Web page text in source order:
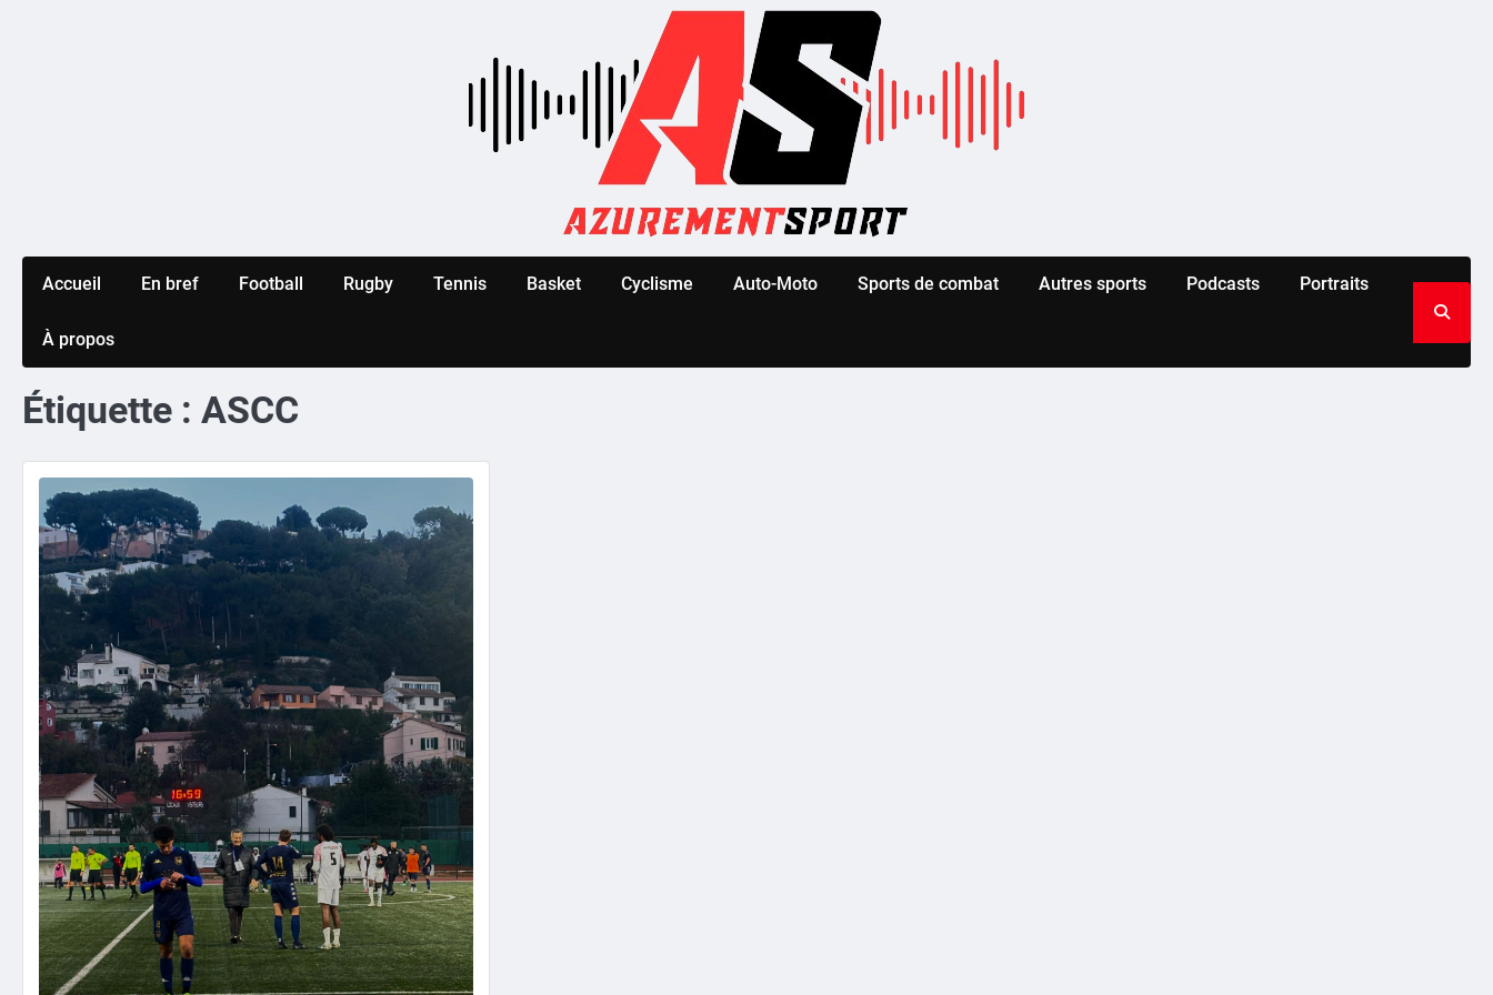
Accueil En bref Football Rugby Tennis Basket Cyclisme Auto-Moto Sports de combat Autres sports Podcasts Portraits
À propos
Étiquette : ASCC